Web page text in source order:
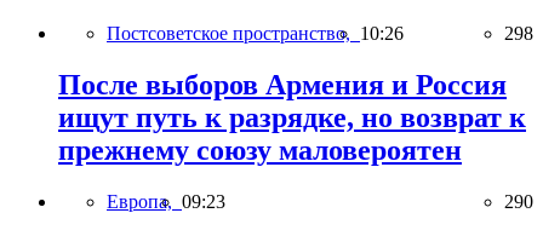
Постсоветское пространство, 10:26 298
После выборов Армения и Россия
ищут путь к разрядке, но возврат к
прежнему союзу маловероятен
Европа, 09:23 290